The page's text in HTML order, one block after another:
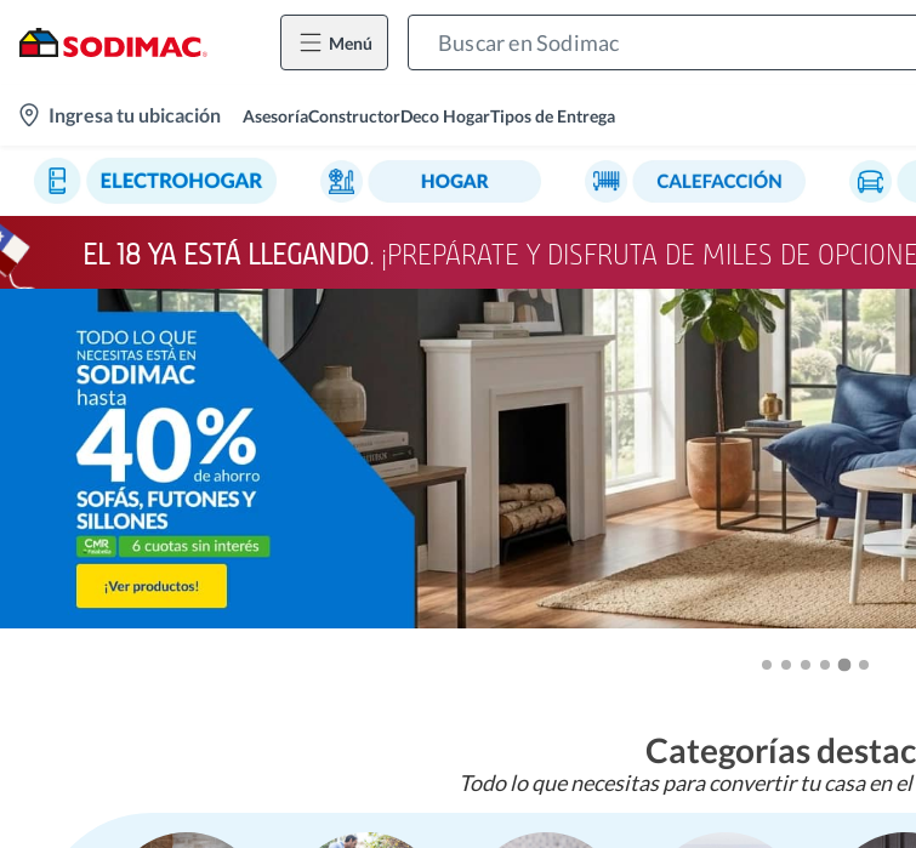
Menú
location-
Ingresa tu ubicación AsesoríaConstructorDeco HogarTipos de Entrega
EL 18 YA ESTÁ LLEGANDO. ¡PREPÁRATE Y DISFRUTA DE MILES DE
Categorías
Todo lo que necesitas para convertir tu casa en